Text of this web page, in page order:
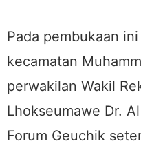
Pada pembukaan
kecamatan
perwakilan Wakil
Lhokseumawe Dr.
Forum Geuchik